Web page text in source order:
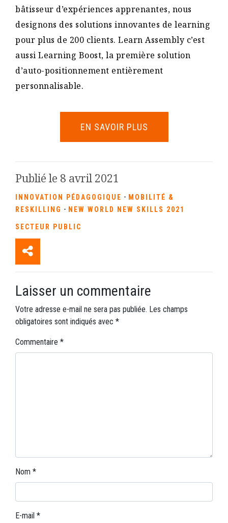
bâtisseur d’expériences apprenantes, nous
designons des solutions innovantes de learning
pour plus de 200 clients. Learn Assembly c’est
aussi Learning Boost, la première solution
d’auto-positionnement entièrement
personnalisable.
EN SAVOIR PLUS
Publié le 8 avril 2021
INNOVATION PÉDAGOGIQUE - MOBILITÉ &
RESKILLING - NEW WORLD NEW SKILLS 2021
SECTEUR PUBLIC
Laisser un commentaire
Votre adresse e-mail ne sera pas publiée. Les champs
obligatoires sont indiqués avec *
Commentaire *
Nom *
E-mail *